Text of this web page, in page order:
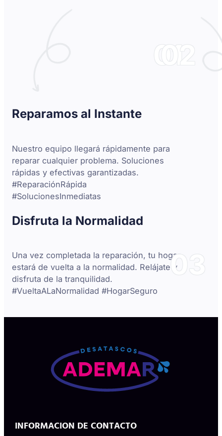
Reparamos al Instante
Nuestro equipo llegará rápidamente para
reparar cualquier problema. Soluciones
rápidas y efectivas garantizadas.
#ReparaciónRápida
#SolucionesInmediatas
Disfruta la Normalidad
Una vez completada la reparación, tu hogar
estará de vuelta a la normalidad. Relájate y
disfruta de la tranquilidad.
#VueltaALaNormalidad #HogarSeguro
03
INFORMACION DE CONTACTO